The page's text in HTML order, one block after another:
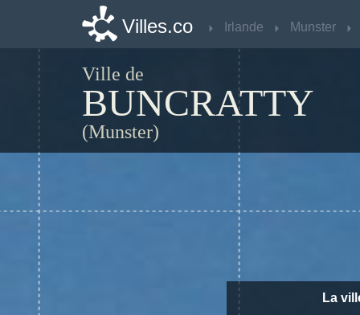
Villes.co Irlande Munster
Ville de
BUNCRATTY
(Munster)
La
Villes.co Irlande Munster